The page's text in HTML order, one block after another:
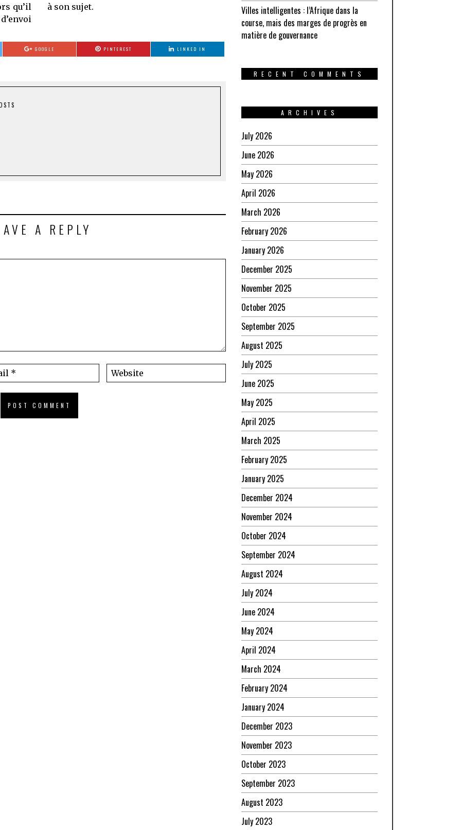
qu’il
à son sujet.
GOOGLE PINTEREST LINKED IN
A REPLY
Villes intelligentes : l’Afrique dans la
course, mais des marges de progrès en
matière de gouvernance
RECENT COMMENTS
ARCHIVES
July 2026
June 2026
May 2026
April 2026
March 2026
February 2026
January 2026
December 2025
November 2025
October 2025
September 2025
August 2025
July 2025
June 2025
May 2025
April 2025
March 2025
February 2025
January 2025
December 2024
November 2024
October 2024
September 2024
August 2024
July 2024
June 2024
May 2024
April 2024
March 2024
February 2024
January 2024
December 2023
November 2023
October 2023
September 2023
August 2023
July 2023